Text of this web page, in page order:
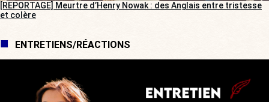
[REPORTAGE] Meurtre d’Henry Nowak : des Anglais entre tristesse
et colère
ENTRETIENS/RÉACTIONS